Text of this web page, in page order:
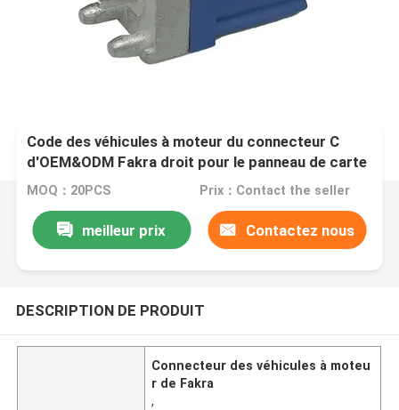
Code des véhicules à moteur du connecteur C
d'OEM&ODM Fakra droit pour le panneau de carte
PCB
MOQ：20PCS Prix：Contact the seller
meilleur prix Contactez nous
DESCRIPTION DE PRODUIT
Connecteur des véhicules à moteu
r de Fakra
,